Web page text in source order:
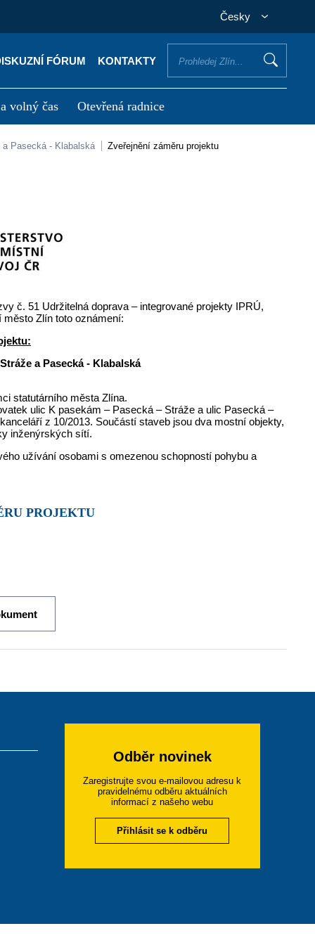
Česky
FÓRUM KONTAKTY
volný čas Otevřená radnice
vyřídit Potřebuji zaplatit
a Pasecká - Klabalská Zveřejnění záměru projektu
č. 51 Udržitelná doprava – integrované projekty IPRÚ,
město Zlín toto oznámení:
a Pasecká - Klabalská
statutárního města Zlína.
ulic K pasekám – Pasecká – Stráže a ulic Pasecká –
z 10/2013. Součástí staveb jsou dva mostní objekty,
inženýrských sítí.
užívání osobami s omezenou schopností pohybu a
PROJEKTU
Odběr novinek
Zaregistrujte svou e-mailovou adresu k
pravidelnému odběru aktuálních
informací z našeho webu
Přihlásit se k odběru